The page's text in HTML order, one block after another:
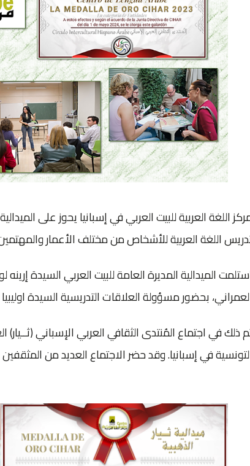
اللغة العربية للأشخاص من مختلف الأعمار والمهتمين
الميدالية المديرة العامة للبيت العربي السيدة
بحضور مسؤولة العلاقات التدريسية السيدة
في إسبانيا. وقد حضر الاجتماع العديد من